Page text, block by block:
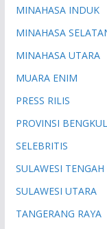
MINAHASA INDUK
MINAHASA
MINAHASA UTARA
MUARA ENIM
PRESS RILIS
PROVINSI
SELEBRITIS
SULAWESI TENGAH
SULAWESI UTARA
TANGERANG RAYA